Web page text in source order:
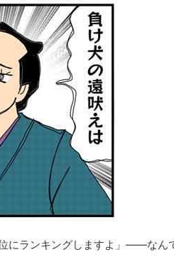
にランキングしますよ」――なん